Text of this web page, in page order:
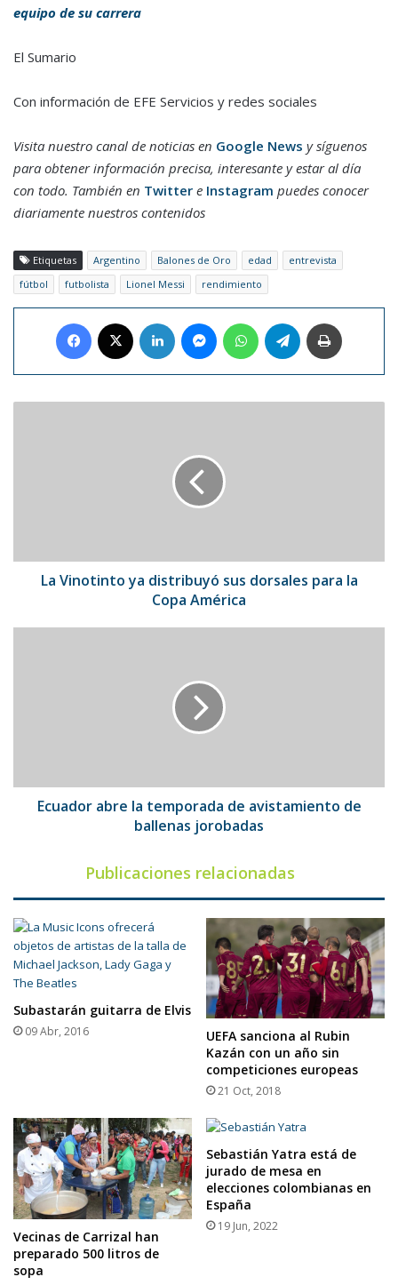
equipo de su carrera
El Sumario
Con información de EFE Servicios y redes sociales
Visita nuestro canal de noticias en Google News y síguenos
para obtener información precisa, interesante y estar al día
con todo. También en Twitter e Instagram puedes conocer
diariamente nuestros contenidos
Etiquetas Argentino Balones de Oro edad
entrevista
fútbol
futbolista Lionel Messi rendimiento
Facebook LinkedIn MessengerWhatsAppTelegram
Copa
AméricaLa Vinotinto ya distribuyó sus dorsales para la
Copa América
jorobadas
Ecuador abre la temporada de avistamiento de
ballenas jorobadas
Publicaciones relacionadas
Subastarán guitarra de Elvis
09 Abr, 2016
UEFA sanciona al Rubin
Kazán con un año sin
competiciones europeas
21 Oct, 2018
Vecinas de Carrizal han
preparado 500 litros de
sopa
Sebastián Yatra está de
jurado de mesa en
elecciones colombianas en
España
19 Jun, 2022